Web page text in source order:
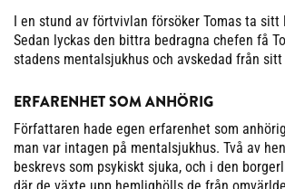
I en stund av förtvivlan försöker Tomas ta sitt
Sedan lyckas den bittra bedragna chefen få
stadens mentalsjukhus och avskedad från sitt
ERFARENHET SOM ANHÖRIG
Författaren hade egen erfarenhet som
man var intagen på mentalsjukhus. Två av
beskrevs som psykiskt sjuka, och i den